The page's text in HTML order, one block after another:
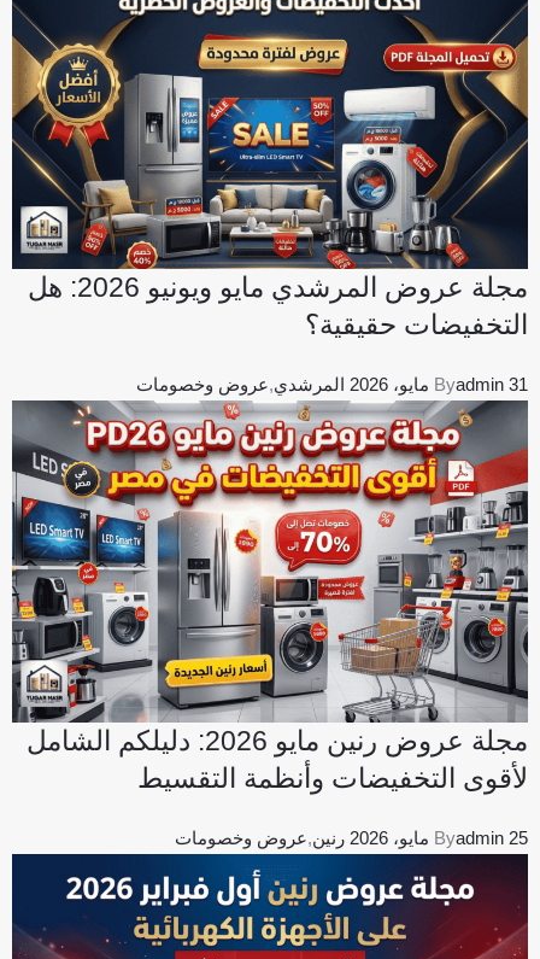
مجلة عروض المرشدي مايو ويونيو 2026: هل
التخفيضات حقيقية؟
Byadmin 31 مايو، 2026 المرشدي,عروض وخصومات
مجلة عروض رنين مايو 2026: دليلكم الشامل
لأقوى التخفيضات وأنظمة التقسيط
Byadmin 25 مايو، 2026 رنين,عروض وخصومات